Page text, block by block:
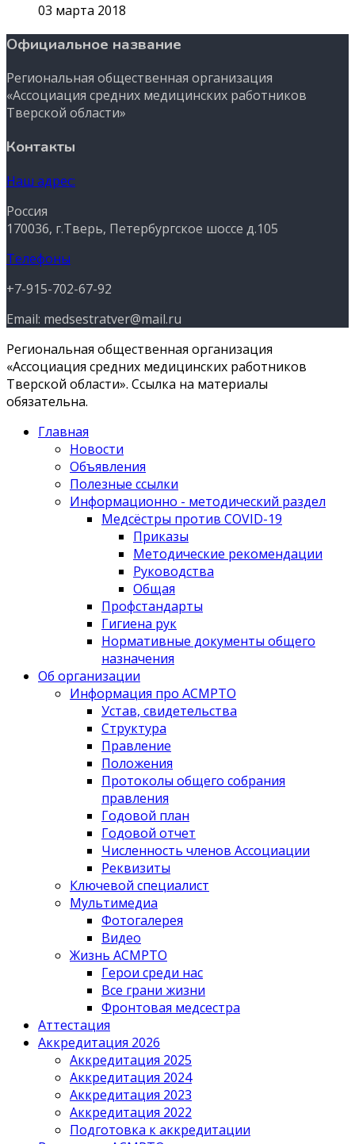
03 марта 2018
Официальное название
Региональная общественная организация
«Ассоциация средних медицинских работников
Тверской области»
Контакты
Наш адрес:
Россия
170036, г.Тверь, Петербургское шоссе д.105
Телефоны
+7-915-702-67-92
Email: medsestratver@mail.ru
Региональная общественная организация
«Ассоциация средних медицинских работников
Тверской области». Ссылка на материалы
обязательна.
Главная
Новости
Объявления
Полезные ссылки
Информационно - методический раздел
Медсёстры против COVID-19
Приказы
Методические рекомендации
Руководства
Общая
Профстандарты
Гигиена рук
Нормативные документы общего
назначения
Об организации
Информация про АСМРТО
Устав, свидетельства
Структура
Правление
Положения
Протоколы общего собрания
правления
Годовой план
Годовой отчет
Численность членов Ассоциации
Реквизиты
Ключевой специалист
Мультимедиа
Фотогалерея
Видео
Жизнь АСМРТО
Герои среди нас
Все грани жизни
Фронтовая медсестра
Аттестация
Аккредитация 2026
Аккредитация 2025
Аккредитация 2024
Аккредитация 2023
Аккредитация 2022
Подготовка к аккредитации